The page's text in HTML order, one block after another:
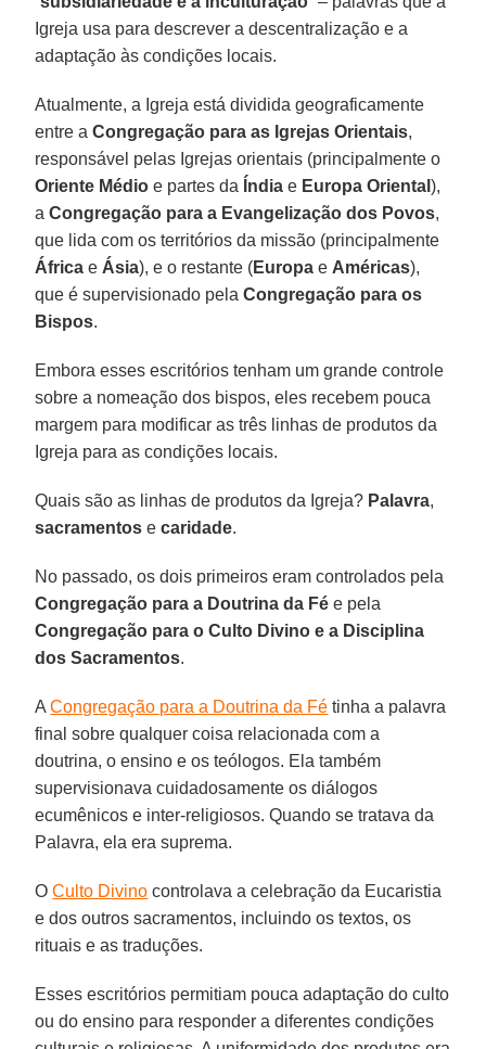
Igreja usa para descrever a descentralização e a
adaptação às condições locais.
Atualmente, a Igreja está dividida geograficamente
entre aCongregação para as Igrejas Orientais,
responsável pelas Igrejas orientais (principalmente o
Oriente Médio e partes da Índia e Europa Oriental),
aCongregação para a Evangelização dos Povos,
que lida com os territórios da missão (principalmente
África e Ásia), e o restante (Europa e Américas),
que é supervisionado pelaCongregação para os
Bispos.
Embora esses escritórios tenham um grande controle
sobre a nomeação dos bispos, eles recebem pouca
margem para modificar as três linhas de produtos da
Igreja para as condições locais.
Quais são as linhas de produtos da Igreja? Palavra,
sacramentos ecaridade.
No passado, os dois primeiros eram controlados pela
Congregação para a Doutrina da Fé e pela
Congregação para o Culto Divino e a Disciplina
dos Sacramentos.
ACongregação para a Doutrina da Fé tinha a palavra
final sobre qualquer coisa relacionada com a
doutrina, o ensino e os teólogos. Ela também
supervisionava cuidadosamente os diálogos
ecumênicos e inter-religiosos. Quando se tratava da
Palavra, ela era suprema.
OCulto Divino controlava a celebração da Eucaristia
e dos outros sacramentos, incluindo os textos, os
rituais e as traduções.
Esses escritórios permitiam pouca adaptação do culto
ou do ensino para responder a diferentes condições